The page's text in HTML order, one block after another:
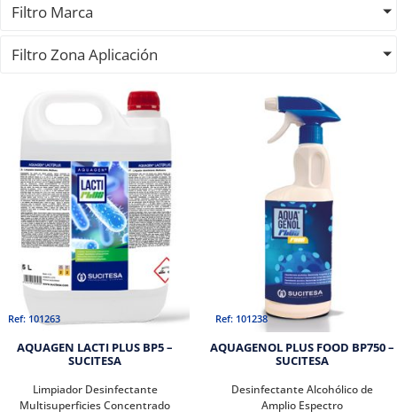
Filtro Marca
Filtro Zona Aplicación
Ref: 101263
AQUAGEN LACTI PLUS BP5 –
SUCITESA
Limpiador Desinfectante
Multisuperficies Concentrado
Ref: 101238
AQUAGENOL PLUS FOOD BP750 –
SUCITESA
Desinfectante Alcohólico de
Amplio Espectro